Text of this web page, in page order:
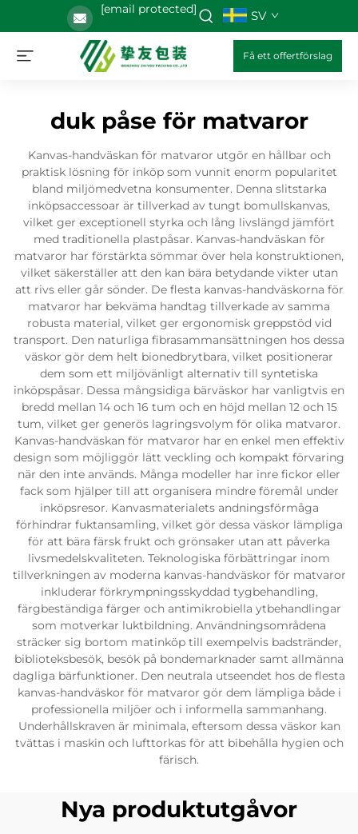
[email protected] SV
Få ett offertförslag
duk påse för matvaror
Kanvas-handväskan för matvaror utgör en hållbar och
praktisk lösning för inköp som vunnit enorm popularitet
bland miljömedvetna konsumenter. Denna slitstarka
inköpsaccessoar är tillverkad av tungt bomullskanvas,
vilket ger exceptionell styrka och lång livslängd jämfört
med traditionella plastpåsar. Kanvas-handväskan för
matvaror har förstärkta sömmar över hela konstruktionen,
vilket säkerställer att den kan bära betydande vikter utan
att rivs eller går sönder. De flesta kanvas-handväskorna för
matvaror har bekväma handtag tillverkade av samma
robusta material, vilket ger ergonomisk greppstöd vid
transport. Den naturliga fibrasammansättningen hos dessa
väskor gör dem helt bionedbrytbara, vilket positionerar
dem som ett miljövänligt alternativ till syntetiska
inköpspåsar. Dessa mångsidiga bärväskor har vanligtvis en
bredd mellan 14 och 16 tum och en höjd mellan 12 och 15
tum, vilket ger generös lagringsvolym för olika matvaror.
Kanvas-handväskan för matvaror har en enkel men effektiv
design som möjliggör lätt veckling och kompakt förvaring
när den inte används. Många modeller har inre fickor eller
fack som hjälper till att organisera mindre föremål under
inköpsresor. Kanvasmaterialets andningsförmåga
förhindrar fuktansamling, vilket gör dessa väskor lämpliga
för att bära färsk frukt och grönsaker utan att påverka
livsmedelskvaliteten. Teknologiska förbättringar inom
tillverkningen av moderna kanvas-handväskor för matvaror
inkluderar förkrympningsskyddad tygbehandling,
färgbeständiga färger och antimikrobiella ytbehandlingar
som motverkar luktbildning. Användningsområdena
sträcker sig bortom matinköp till exempelvis badstränder,
biblioteksbesök, besök på bondemarknader samt allmänna
dagliga bärfunktioner. Den neutrala utseendet hos de flesta
kanvas-handväskor för matvaror gör dem lämpliga både i
professionella miljöer och i informella sammanhang.
Underhållskraven är minimala, eftersom dessa väskor kan
tvättas i maskin och lufttorkas för att bibehålla hygien och
färisch.
Nya produktutgåvor